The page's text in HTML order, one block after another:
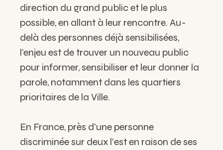
direction du grand public et le plus
possible, en allant à leur rencontre. Au-
delà des personnes déjà sensibilisées,
l’enjeu est de trouver un nouveau public
pour informer, sensibiliser et leur donner la
parole, notamment dans les quartiers
prioritaires de la Ville.
En France, près d'une personne
discriminée sur deux l'est en raison de ses